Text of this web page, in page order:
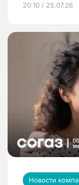
20:10 / 25.07.26
Новости